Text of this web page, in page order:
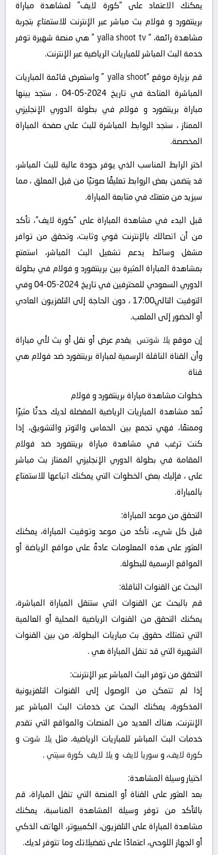
يمكنك الاعتماد على “كورة لايف” لمشاهدة مباراة
برينتفورد و فولام بث مباشر عبر الإنترنت للاستمتاع بتجربة
مشاهدة رائعة، “yalla shoot tv ” هي منصة شهيرة توفر
خدمة البث المباشر للمباريات الرياضية عبر الإنترنت.
قم بزيارة موقع “yalla shoot ” واستعرض قائمة المباريات
المباشرة المتاحة في تاريخ 2024-05-04 ، ستجد بينها
مباراة برينتفورد و فولام في بطولة الدوري الإنجليزي
الممتاز ، ستجد الروابط المباشرة للبث على صفحة المباراة
المخصصة.
اختر الرابط المناسب الذي يوفر جودة عالية للبث المباشر،
قد يتضمن بعض الروابط تعليقًا صوتيًا من قبل المعلق ، مما
سيزيد من متعتك في متابعة المباراة.
قبل البدء في مشاهدة المباراة على “كورة لايف“، تأكد
من أن اتصالك بالإنترنت قوي وثابت، وتحقق من توافر
مشغل وسائط يدعم تشغيل البث المباشر، استمتع
بمشاهدة المباراة المثيرة بين برينتفورد و فولام في بطولة
الدوري السعودي للمحترفين في تاريخ 2024-05-04 وفي
التوقيت التالي17:00 ، دون الحاجة إلى التلفزيون العادي
أو الحضور إلى الملعب.
إن موقع يلا شوتسيقدم عرض أو نقل أو بث لأي مباراة
وأن القناة الناقلة الرسمية لمباراة برينتفورد ضد فولام هي
قناة
خطوات مشاهدة مباراة برينتفورد و فولام
تُعد مشاهدة المباريات الرياضية المفضلة لديك حدثًا مثيرًا
وممتعًا، فهي تجمع بين الحماس والتوتر والتشويق، إذا
كنت ترغب في مشاهدة مباراة برينتفورد ضد فولام
المقامة في بطولة الدوري الإنجليزي الممتاز بث مباشر
على ، فإليك بعض الخطوات التي يمكنك اتباعها للاستمتاع
بالمباراة.
التحقق من موعد المباراة:
قبل كل شيء، تأكد من موعد وتوقيت المباراة، يمكنك
العثور على هذه المعلومات عادةً على مواقع الرياضة أو
المواقع الرسمية للبطولة.
البحث عن القنوات الناقلة:
قم بالبحث عن القنوات التي ستنقل المباراة المباشرة،
يمكنك التحقق من القنوات الرياضية المحلية أو العالمية
التي تمتلك حقوق بث مباريات البطولة، من بين القنوات
الشهيرة التي قد تنقل المباراة هي .
التحقق من توفر البث المباشر عبر الإنترنت:
إذا لم تتمكن من الوصول إلى القنوات التلفزيونية
المذكورة، يمكنك البحث عن خدمات البث المباشر عبر
الإنترنت، هناك العديد من المنصات والمواقع التي تقدم
خدمات البث المباشر للمباريات الرياضية، مثل يلا شوتو
كورة لايف، وسوريا لايف ويلا لايف كورة سيتي.
اختيار وسيلة المشاهدة:
بعد العثور على القناة أو المنصة التي تنقل المباراة، قم
بالتأكد من توفر وسيلة المشاهدة المناسبة، يمكنك
مشاهدة المباراة على التلفزيون، الكمبيوتر، الهاتف الذكي
أو الجهاز اللوحي، اعتمادًا على تفضيلاتك وما تتوفر لديك.